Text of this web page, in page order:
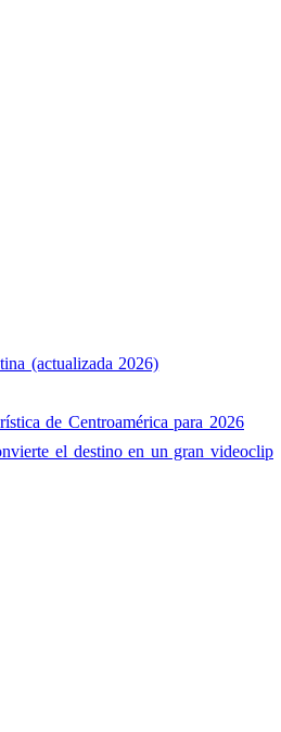
(actualizada 2026)
de Centroamérica para 2026
el destino en un gran videoclip